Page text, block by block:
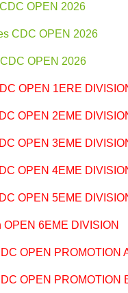
OPEN 2026
CDC OPEN 2026
OPEN 2026
OPEN 1ERE
OPEN 2EME
OPEN 3EME
OPEN 4EME
OPEN 5EME
OPEN 6EME DIVISION
OPEN PROMOTION
OPEN PROMOTION